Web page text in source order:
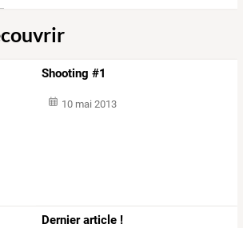
Shooting #1
10 mai 2013
Dernier article !